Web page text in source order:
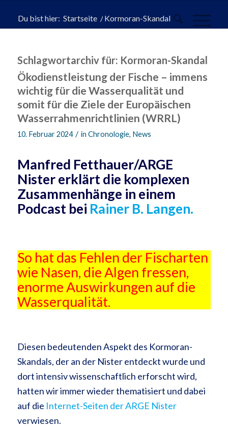
Du bist hier: Startseite / Kormoran-Skandal
Schlagwortarchiv für: Kormoran-Skandal
Ökodienstleistung der Fische – immens
wichtig für die Wasserqualität und
somit für die Ziele der Europäischen
Wasserrahmenrichtlinien (WRRL)
10. Februar 2024 / in Chronologie, News
Manfred Fetthauer/ARGE
Nister erklärt die komplexen
Zusammenhänge in einem
Podcast bei Rainer B. Langen.
So hat das Fehlen der Fischarten
wie Nasen, die Algen fressen,
enorme Auswirkungen auf die
Wasserqualität.
Diesen bedeutenden Aspekt des Kormoran-
Skandals, der an der Nister entdeckt wurde und
dort intensiv wissenschaftlich erforscht wird,
hatten wir immer wieder thematisiert und dabei
auf die Internet-Seiten der ARGE Nister
verwiesen.